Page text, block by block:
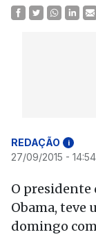
REDAÇÃO i
27/09/2015 - 14:54
O presidente
Obama, teve
domingo